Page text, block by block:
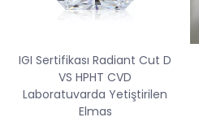
IGI Sertifikası Radiant Cut D
VS HPHT CVD
Laboratuvarda Yetiştirilen
Elmas